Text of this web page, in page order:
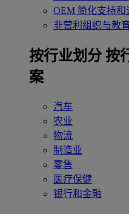
OEM 简化支持和
非营利组织与教
‌按行业划分 按
案
汽车
农业
物流
制造业
零售
医疗保健
银行和金融